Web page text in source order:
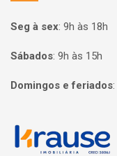
Seg à sex: 9h às 18h
Sábados: 9h às 15h
Domingos e feriados:
Página inicial